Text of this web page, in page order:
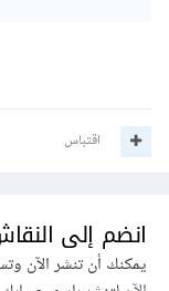
اقتباس
انضم إلى
يمكنك أن تنشر الآن